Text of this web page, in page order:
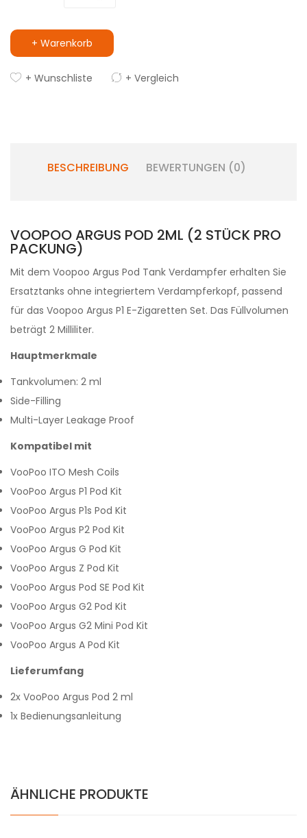
+ Warenkorb
+ Wunschliste + Vergleich
BESCHREIBUNG BEWERTUNGEN (0)
VOOPOO ARGUS POD 2ML (2 STÜCK PRO
PACKUNG)
Mit dem Voopoo Argus Pod Tank Verdampfer erhalten Sie
Ersatztanks ohne integriertem Verdampferkopf, passend
für das Voopoo Argus P1 E-Zigaretten Set. Das Füllvolumen
beträgt 2 Milliliter.
Hauptmerkmale
Tankvolumen: 2 ml
Side-Filling
Multi-Layer Leakage Proof
Kompatibel mit
VooPoo ITO Mesh Coils
VooPoo Argus P1 Pod Kit
VooPoo Argus P1s Pod Kit
VooPoo Argus P2 Pod Kit
VooPoo Argus G Pod Kit
VooPoo Argus Z Pod Kit
VooPoo Argus Pod SE Pod Kit
VooPoo Argus G2 Pod Kit
VooPoo Argus G2 Mini Pod Kit
VooPoo Argus A Pod Kit
Lieferumfang
2x VooPoo Argus Pod 2 ml
1x Bedienungsanleitung
ÄHNLICHE PRODUKTE